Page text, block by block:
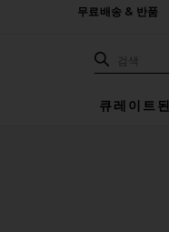
무료배송 & 반품
검색
큐레이트된